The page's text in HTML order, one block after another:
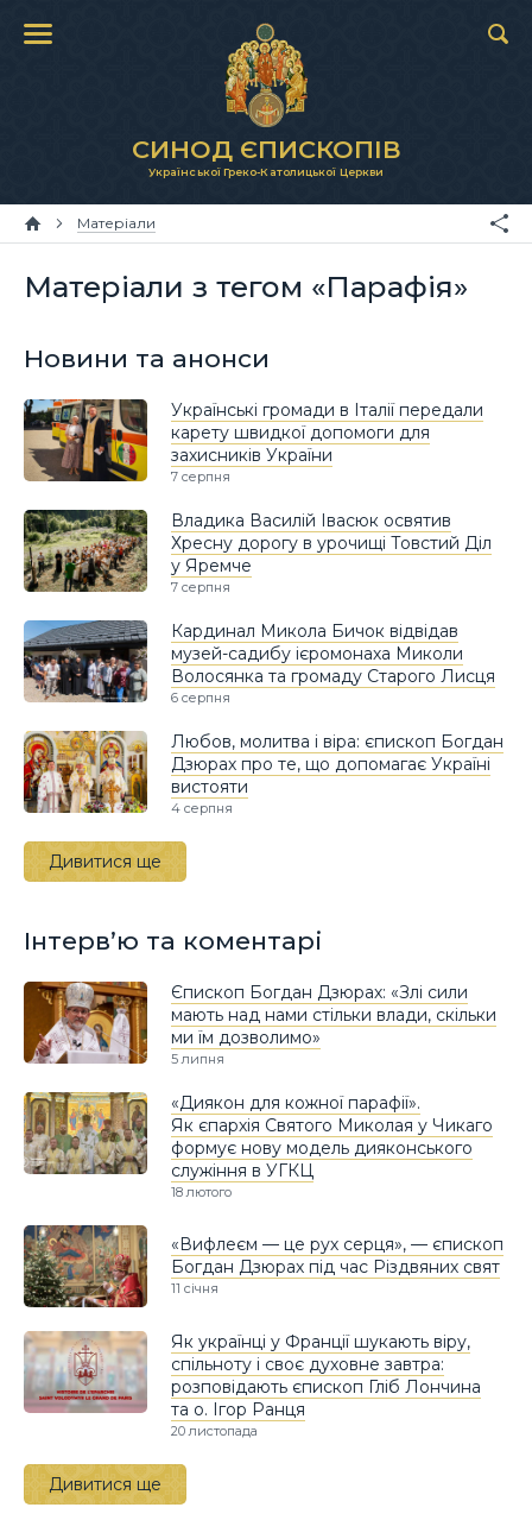
СИНОД ЄПИСКОПІВ
Української Греко-Католицької Церкви
Матеріали
Матеріали з тегом «Парафія»
Новини та анонси
Українські громади в Італії передали
карету швидкої допомоги для
захисників України
7 серпня
Владика Василій Івасюк освятив
Хресну дорогу в урочищі Товстий Діл
у Яремче
7 серпня
Кардинал Микола Бичок відвідав
музей-садибу ієромонаха Миколи
Волосянка та громаду Старого Лисця
6 серпня
Любов, молитва і віра: єпископ Богдан
Дзюрах про те, що допомагає Україні
вистояти
4 серпня
Дивитися ще
Інтерв’ю та коментарі
Єпископ Богдан Дзюрах: «Злі сили
мають над нами стільки влади, скільки
ми їм дозволимо»
5 липня
«Диякон для кожної парафії».
Як єпархія Святого Миколая у Чикаго
формує нову модель дияконського
служіння в УГКЦ
18 лютого
«Вифлеєм — це рух серця», — єпископ
Богдан Дзюрах під час Різдвяних свят
11 січня
Як українці у Франції шукають віру,
спільноту і своє духовне завтра:
розповідають єпископ Гліб Лончина
та о. Ігор Ранця
20 листопада
Дивитися ще